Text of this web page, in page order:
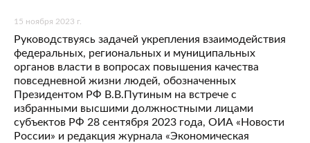
15 ноября 2023 г.
Руководствуясь задачей укрепления взаимодействия
федеральных, региональных и муниципальных
органов власти в вопросах повышения качества
повседневной жизни людей, обозначенных
Президентом РФ В.В.Путиным на встрече с
избранными высшими должностными лицами
субъектов РФ 28 сентября 2023 года, ОИА «Новости
России» и редакция журнала «Экономическая